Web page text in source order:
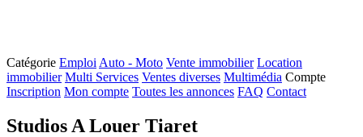
Catégorie Emploi Auto - Moto Vente immobilier Location
immobilier Multi Services Ventes diverses Multimédia Compte
Inscription Mon compte Toutes les annonces FAQ Contact
Studios A Louer Tiaret